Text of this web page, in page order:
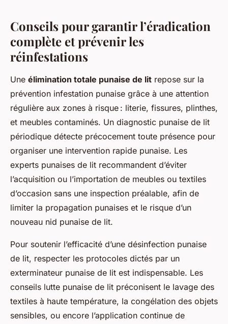
Conseils pour garantir l’éradication
complète et prévenir les
réinfestations
Une élimination totale punaise de lit repose sur la
prévention infestation punaise grâce à une attention
régulière aux zones à risque : literie, fissures, plinthes,
et meubles contaminés. Un diagnostic punaise de lit
périodique détecte précocement toute présence pour
organiser une intervention rapide punaise. Les
experts punaises de lit recommandent d’éviter
l’acquisition ou l’importation de meubles ou textiles
d’occasion sans une inspection préalable, afin de
limiter la propagation punaises et le risque d’un
nouveau nid punaise de lit.
Pour soutenir l’efficacité d’une désinfection punaise
de lit, respecter les protocoles dictés par un
exterminateur punaise de lit est indispensable. Les
conseils lutte punaise de lit préconisent le lavage des
textiles à haute température, la congélation des objets
sensibles, ou encore l’application continue de